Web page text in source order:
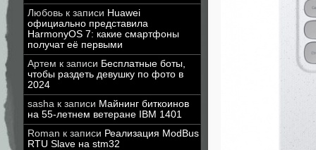
Любовь к записи Huawei
официально представила
HarmonyOS 7: какие смартфоны
получат её первыми
Артем к записи Бесплатные боты,
чтобы раздеть девушку по фото в
2024
sasha к записи Майнинг биткоинов
на 55-летнем ветеране IBM 1401
Roman к записи Реализация ModBus
RTU Slave на stm32